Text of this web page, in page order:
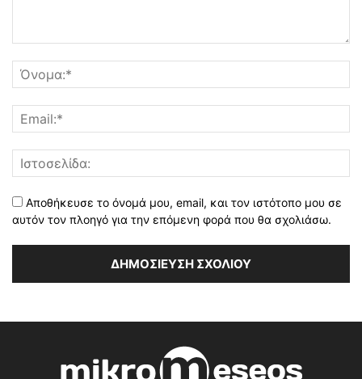
Αποθήκευσε το όνομά μου, email, και τον ιστότοπο μου σε
αυτόν τον πλοηγό για την επόμενη φορά που θα σχολιάσω.